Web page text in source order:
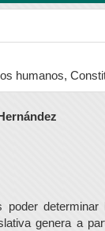
humanos,
determinar
genera a